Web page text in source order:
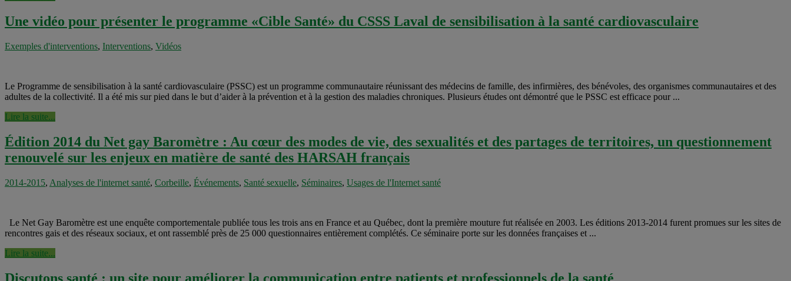
Une vidéo pour présenter le programme «Cible Santé» du CSSS Laval de sensibilisation à la santé cardiovasculaire
Exemples d'interventions, Interventions, Vidéos
Le Programme de sensibilisation à la santé cardiovasculaire (PSSC) est un programme communautaire réunissant des médecins de famille, des infirmières, des bénévoles, des organismes communautaires et des
adultes de la collectivité. Il a été mis sur pied dans le but d’aider à la prévention et à la gestion des maladies chroniques. Plusieurs études ont démontré que le PSSC est efficace pour ...
Lire la suite...
Édition 2014 du Net gay Baromètre : Au cœur des modes de vie, des sexualités et des partages de territoires, un questionnement
renouvelé sur les enjeux en matière de santé des HARSAH français
2014-2015, Analyses de l'internet santé, Corbeille, Événements, Santé sexuelle, Séminaires, Usages de l'Internet santé
Le Net Gay Baromètre est une enquête comportementale publiée tous les trois ans en France et au Québec, dont la première mouture fut réalisée en 2003. Les éditions 2013-2014 furent promues sur les sites de
rencontres gais et des réseaux sociaux, et ont rassemblé près de 25 000 questionnaires entièrement complétés. Ce séminaire porte sur les données françaises et ...
Lire la suite...